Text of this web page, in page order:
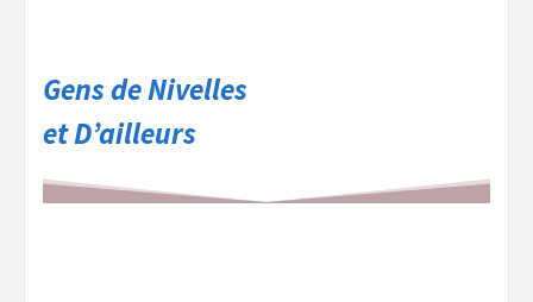
Gens de Nivelles
et D’ailleurs